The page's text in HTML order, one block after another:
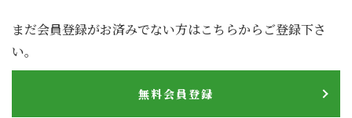
まだ会員登録がお済みでない方はこちらからご登録下さ
い。
無料会員登録